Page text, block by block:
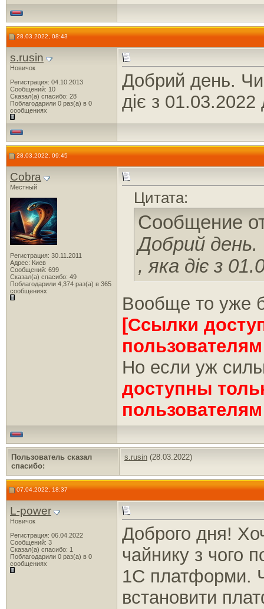
28.03.2022, 08:43
s.rusin
Новичок
Регистрация: 04.10.2013
Сообщений: 10
Сказал(а) спасибо: 28
Поблагодарили 0 раз(а) в 0
сообщениях
Добрий день.
діє з
28.03.2022, 09:45
Cobra
Местный
Регистрация: 30.11.2011
Адрес: Киев
Сообщений: 699
Сказал(а) спасибо: 49
Поблагодарили 4,374 раз(а) в 365
сообщениях
Цитата:
Сообщение
Добрий день.
, яка діє з
Вообще то уже
[Ссылки
Но если уж
доступны
Пользователь сказал
cпасибо:
s.rusin (28.03.2022)
07.04.2022, 18:37
L-power
Новичок
Регистрация: 06.04.2022
Сообщений: 3
Сказал(а) спасибо: 1
Поблагодарили 0 раз(а) в 0
сообщениях
Доброго дня!
чайнику з чого
1С платформи.
встановити